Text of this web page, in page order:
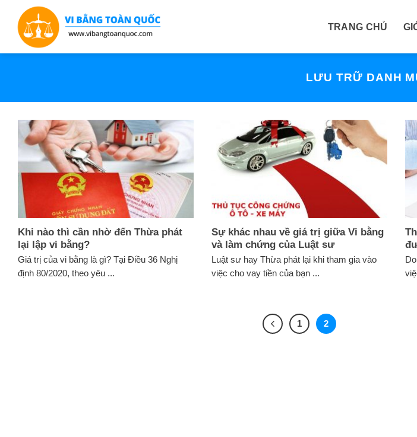
dung
TRANG CHỦ
LƯU TRỮ DANH
Khi nào thì cần nhờ đến Thừa phát
lại lập vi bằng?
Giá trị của vi bằng là gì? Tại Điều 36 Nghị
định 80/2020, theo yêu ...
Sự khác nhau về giá trị giữa Vi bằng
và làm chứng của Luật sư
Luật sư hay Thừa phát lại khi tham gia vào
việc cho vay tiền của bạn ...
1 2